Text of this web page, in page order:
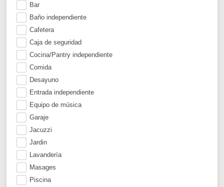
Bar
Baño independiente
Cafetera
Caja de seguridad
Cocina/Pantry independiente
Comida
Desayuno
Entrada independiente
Equipo de música
Garaje
Jacuzzi
Jardin
Lavandería
Masages
Piscina